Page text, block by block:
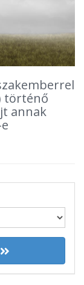
történő
annak